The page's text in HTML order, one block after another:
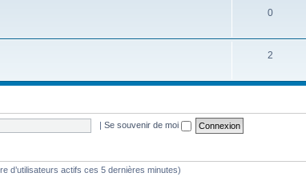
0
2
| Se souvenir de moi
d’utilisateurs actifs ces 5 dernières minutes)